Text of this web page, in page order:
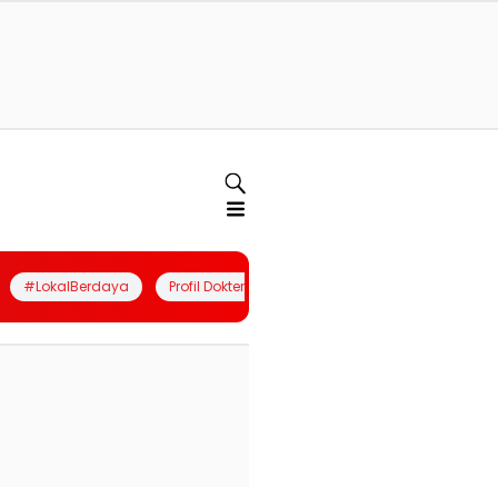
#LokalBerdaya Profil Dokter